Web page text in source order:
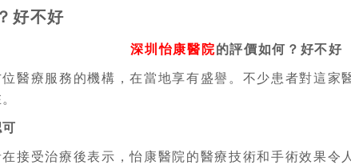
好不好
深圳怡康醫院的評價如何？好不好
醫療服務的機構，在當地享有盛譽。不少患者對這家
接受治療後表示，怡康醫院的醫療技術和手術效果令